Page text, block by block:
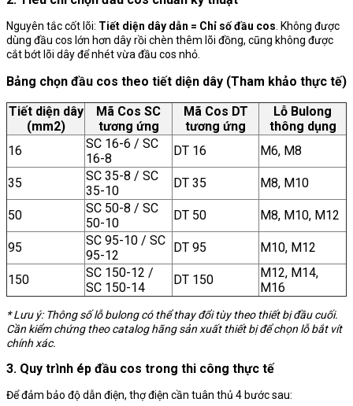
Nguyên tắc cốt lõi: Tiết diện dây dẫn = Chỉ số đầu cos . Không được
dùng đầu cos lớn hơn dây rồi chèn thêm lõi đồng, cũng không được
cắt bớt lõi dây để nhét vừa đầu cos nhỏ.
Bảng chọn đầu cos theo tiết diện dây (Tham khảo thực tế)
Tiết diện dây
(mm2)
Mã Cos SC
tương ứng
Mã Cos DT
tương ứng
Lỗ Bulong
thông dụng
16
SC 16-6 / SC
16-8
DT 16 M6, M8
35
SC 35-8 / SC
35-10
DT 35 M8, M10
50
SC 50-8 / SC
50-10
DT 50 M8, M10, M12
95
SC 95-10 / SC
95-12
DT 95 M10, M12
150
SC 150-12 /
SC 150-14
DT 150
M12, M14,
M16
* Lưu ý: Thông số lỗ bulong có thể thay đổi tùy theo thiết bị đầu cuối.
Cần kiểm chứng theo catalog hãng sản xuất thiết bị để chọn lỗ bắt vít
chính xác.
3. Quy trình ép đầu cos trong thi công thực tế
Để đảm bảo độ dẫn điện, thợ điện cần tuân thủ 4 bước sau: